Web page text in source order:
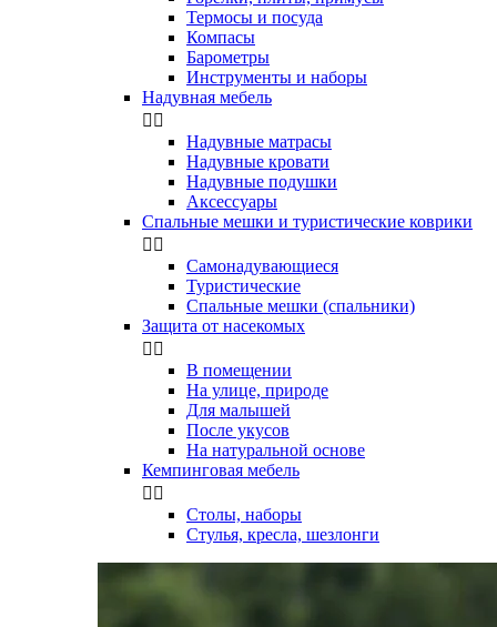
Термосы и посуда
Компасы
Бapoмeтpы
Инструменты и наборы
Надувная мебель
 
Надувные матрасы
Надувные кровати
Надувные подушки
Аксессуары
Спальные мешки и туристические коврики
 
Самонадувающиеся
Туристические
Спальные мешки (спальники)
Защита от насекомых
 
В помещении
На улице, природе
Для малышей
После укусов
На натуральной основе
Кемпинговая мебель
 
Столы, наборы
Стулья, кресла, шезлонги